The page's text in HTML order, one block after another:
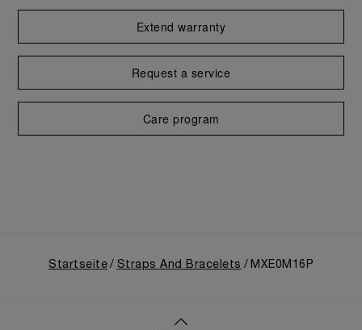
Extend warranty
Request a service
Care program
Startseite Straps And Bracelets MXE0M16P